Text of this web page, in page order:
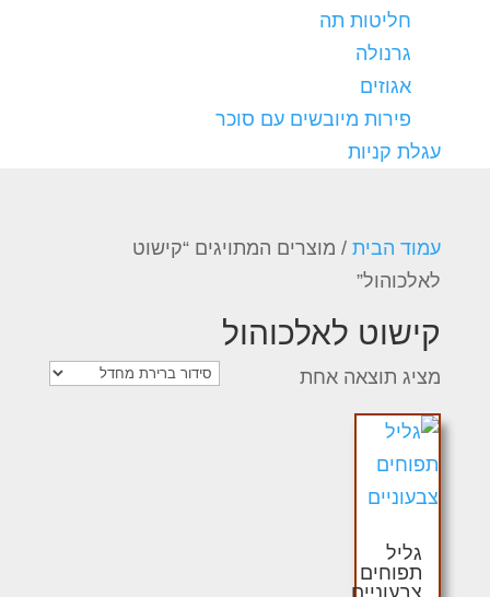
חליטות תה
גרנולה
אגוזים
פירות מיובשים עם סוכר
עגלת קניות
עמוד הבית/ מוצרים המתויגים “קישוט
לאלכוהול”
קישוט לאלכוהול
מציג תוצאה אחת
גליל
תפוחים
צבעוניים